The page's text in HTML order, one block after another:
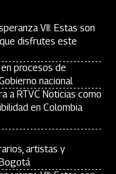
VII: Estas son
disfrutes este
procesos de
nacional
a RTVC Noticias como
en Colombia
artistas y